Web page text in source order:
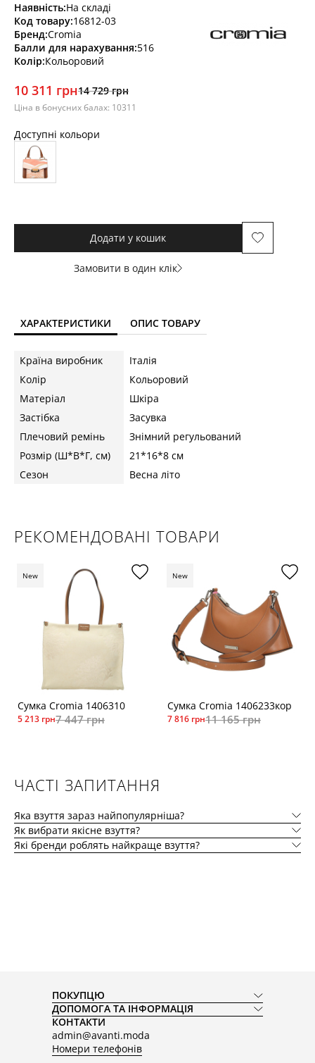
Наявність:На складі
Код товару:16812-03
Бренд:Cromia
Балли для нарахування:516
Колір:Кольоровий
Доступні кольори
10 311 грн14 729 грн
Ціна в бонусних балах: 10311
Додати у кошик
Замовити в один клік
ХАРАКТЕРИСТИКИ ОПИС ТОВАРУ
Країна виробник
Італія
Колір
Кольоровий
Матеріал
Шкіра
Застібка
Засувка
Плечовий ремінь
Знімний регульований
Розмір (Ш*В*Г, см)
21*16*8 см
Сезон
Весна літо
РЕКОМЕНДОВАНІ ТОВАРИ
Сумка Cromia 1406310
5 213 грн7 447 грн
New
Сумка Cromia 1406233кор
7 816 грн11 165 грн
New
ЧАСТІ ЗАПИТАННЯ
Яка взуття зараз найпопулярніша?
Як вибрати якісне взуття?
Які бренди роблять найкраще взуття?
ПОКУПЦЮ
ДОПОМОГА ТА ІНФОРМАЦІЯ
КОНТАКТИ
admin@avanti.moda
Номери телефонів